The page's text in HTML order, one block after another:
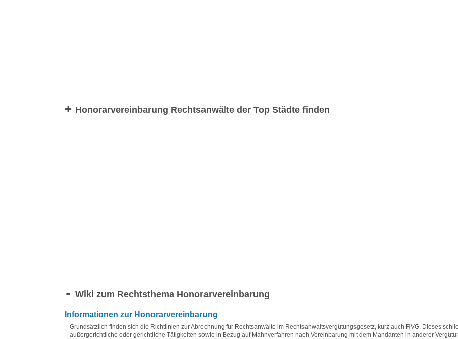
Honorarvereinbarung Rechtsanwälte der Top Städte finden
Wiki zum Rechtsthema Honorarvereinbarung
Informationen zur Honorarvereinbarung
Grundsätzlich finden sich die Richtlinien zur Abrechnung für Rechtsanwälte im Rechtsanwaltsvergütungsgesetz, kurz auch RVG. Dieses
außergerichtliche oder gerichtliche Tätigkeiten sowie in Bezug auf Mahnverfahren nach Vereinbarung mit dem Mandanten in anderer